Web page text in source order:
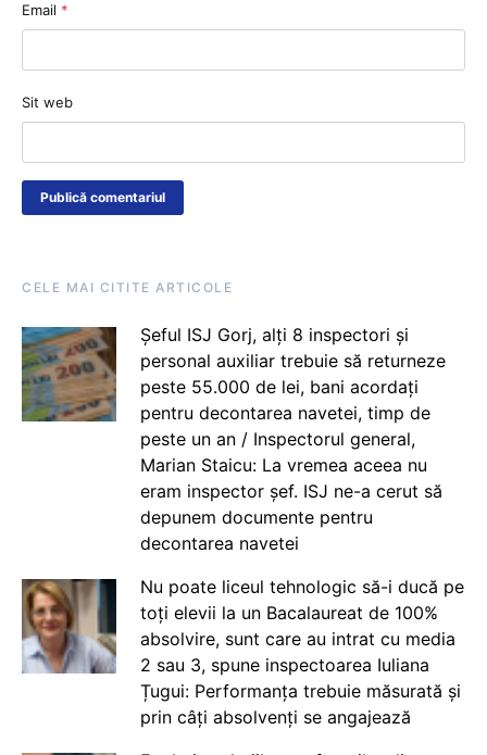
Email *
Sit web
CELE MAI CITITE ARTICOLE
Șeful ISJ Gorj, alți 8 inspectori și
personal auxiliar trebuie să returneze
peste 55.000 de lei, bani acordați
pentru decontarea navetei, timp de
peste un an / Inspectorul general,
Marian Staicu: La vremea aceea nu
eram inspector șef. ISJ ne-a cerut să
depunem documente pentru
decontarea navetei
Nu poate liceul tehnologic să-i ducă pe
toți elevii la un Bacalaureat de 100%
absolvire, sunt care au intrat cu media
2 sau 3, spune inspectoarea Iuliana
Țugui: Performanța trebuie măsurată și
prin câți absolvenți se angajează